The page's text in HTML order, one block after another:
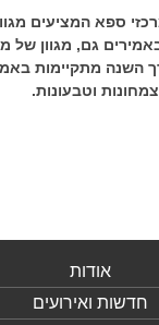
ספא המציעים
באמירים גם, מגוון
השנה מתקיימות
וטבעונות.
אודות
חדשות ואירועים